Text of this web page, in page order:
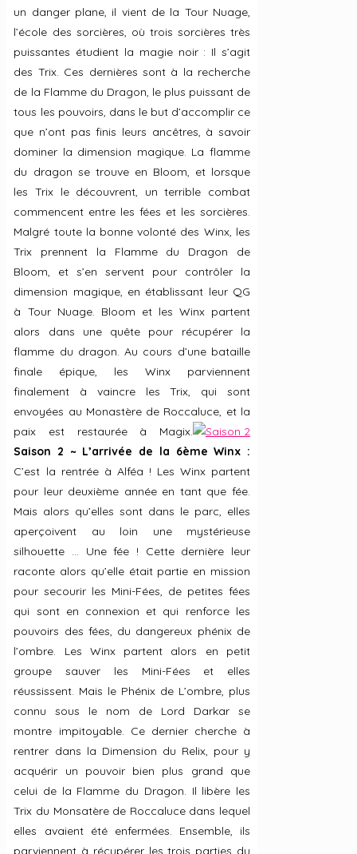
un danger plane, il vient de la Tour Nuage,
l’école des sorcières, où trois sorcières très
puissantes étudient la magie noir : Il s’agit
des Trix. Ces dernières sont à la recherche
de la Flamme du Dragon, le plus puissant de
tous les pouvoirs, dans le but d’accomplir ce
que n’ont pas finis leurs ancêtres, à savoir
dominer la dimension magique. La flamme
du dragon se trouve en Bloom, et lorsque
les Trix le découvrent, un terrible combat
commencent entre les fées et les sorcières.
Malgré toute la bonne volonté des Winx, les
Trix prennent la Flamme du Dragon de
Bloom, et s’en servent pour contrôler la
dimension magique, en établissant leur QG
à Tour Nuage. Bloom et les Winx partent
alors dans une quête pour récupérer la
flamme du dragon. Au cours d’une bataille
finale épique, les Winx parviennent
finalement à vaincre les Trix, qui sont
envoyées au Monastère de Roccaluce, et la
paix est restaurée à Magix.
Saison 2 ~ L’arrivée de la 6ème Winx :
C’est la rentrée à Alféa ! Les Winx partent
pour leur deuxième année en tant que fée.
Mais alors qu’elles sont dans le parc, elles
aperçoivent au loin une mystérieuse
silhouette … Une fée ! Cette dernière leur
raconte alors qu’elle était partie en mission
pour secourir les Mini-Fées, de petites fées
qui sont en connexion et qui renforce les
pouvoirs des fées, du dangereux phénix de
l’ombre. Les Winx partent alors en petit
groupe sauver les Mini-Fées et elles
réussissent. Mais le Phénix de L’ombre, plus
connu sous le nom de Lord Darkar se
montre impitoyable. Ce dernier cherche à
rentrer dans la Dimension du Relix, pour y
acquérir un pouvoir bien plus grand que
celui de la Flamme du Dragon. Il libère les
Trix du Monsatère de Roccaluce dans lequel
elles avaient été enfermées. Ensemble, ils
parviennent à récupérer les trois parties du